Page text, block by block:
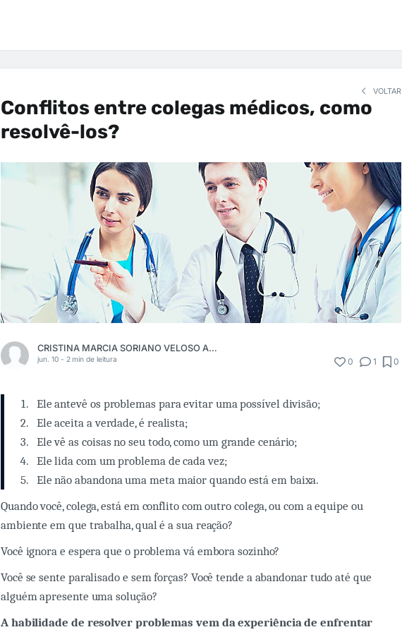
VOLTAR
Conflitos entre colegas médicos, como
resolvê-los?
CRISTINA MARCIA SORIANO VELOSO ANDREACCI
jun. 10 - 2 min de leitura 0 1 0
Ele antevê os problemas para evitar uma possível divisão;
Ele aceita a verdade, é realista;
Ele vê as coisas no seu todo, como um grande cenário;
Ele lida com um problema de cada vez;
Ele não abandona uma meta maior quando está em baixa.
Quando você, colega, está em conflito com outro colega, ou com a equipe ou
ambiente em que trabalha, qual é a sua reação?
Você ignora e espera que o problema vá embora sozinho?
Você se sente paralisado e sem forças? Você tende a abandonar tudo até que
alguém apresente uma solução?
A habilidade de resolver problemas vem da experiência de enfrentar